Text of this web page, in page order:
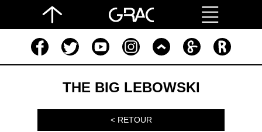
THE BIG LEBOWSKI
< RETOUR